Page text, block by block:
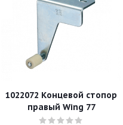
1022072 Концевой стопор
правый Wing 77